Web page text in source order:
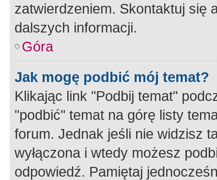
zatwierdzeniem. Skontaktuj się
dalszych informacji.
Góra
Jak mogę podbić mój temat?
Klikając link "Podbij temat"
"podbić" temat na górę listy
forum. Jednak jeśli nie widzisz
wyłączona i wtedy możesz
odpowiedź. Pamiętaj